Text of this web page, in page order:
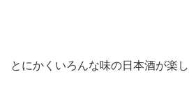
とにかくいろんな味の日本酒が楽